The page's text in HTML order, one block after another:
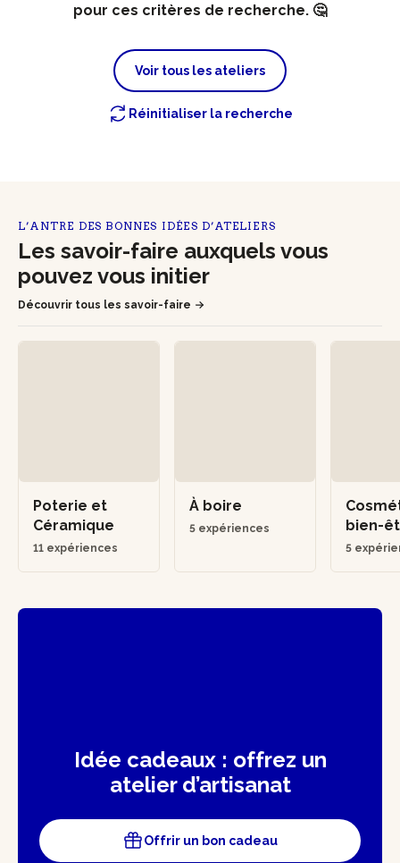
pour ces critères de recherche. 🤔
Voir tous les ateliers
Réinitialiser la recherche
L’ANTRE DES BONNES IDÉES D’ATELIERS
Les savoir-faire auxquels vous
pouvez vous initier
Découvrir tous les savoir-faire
Poterie et
Céramique
11 expériences
À boire
5 expériences
bien-
5
Idée cadeaux : offrez un
atelier d’artisanat
Offrir un bon cadeau